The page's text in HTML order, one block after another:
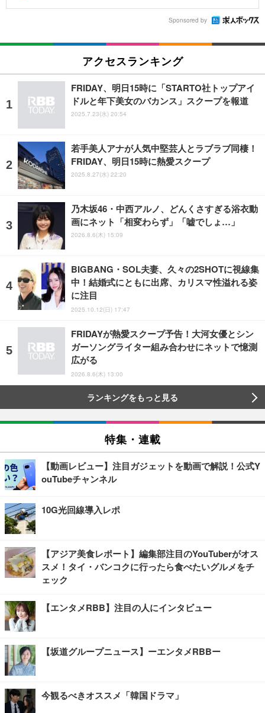
Sponsored by
アクセスランキング
FRIDAY、明日15時に「STARTO社トップアイ
ドルと年下美女のバカンス」スクープを報道
2025.7.23(水) 20:54
若手美人アナが人気中堅芸人とラブラブ同棲！
FRIDAY、明日15時に熱愛スクープ
2025.8.27(水) 22:20
乃木坂46・中西アルノ、どんくさすぎる浴衣動
画にネット「相変わらず」「嘘でしょ…」
2026.8.6(木) 15:09
BIGBANG・SOL夫妻、久々の2SHOTに視線集
中！結婚式にともに出席、カリスマ性溢れる姿
に注目
2025.10.12(日) 17:47
FRIDAYが熱愛スクープ予告！大河女優とシン
ガーソングライター組み合わせにネットで憶測
広がる
2026.8.6(木) 13:00
ランキングをもっと見る
特集・連載
【動画レビュー】注目ガジェットを動画で解説！公式Y
ouTubeチャンネル
10G光回線導入レポ
【アジア美食レポート】編集部注目のYouTuberがオス
スメ！タイ・バンコクに行ったら食べたいグルメをチ
ェック
【エンタメRBB】注目の人にインタビュー
【坂道グループニュース】ーエンタメRBBー
今観るべきオススメ「韓国ドラマ」